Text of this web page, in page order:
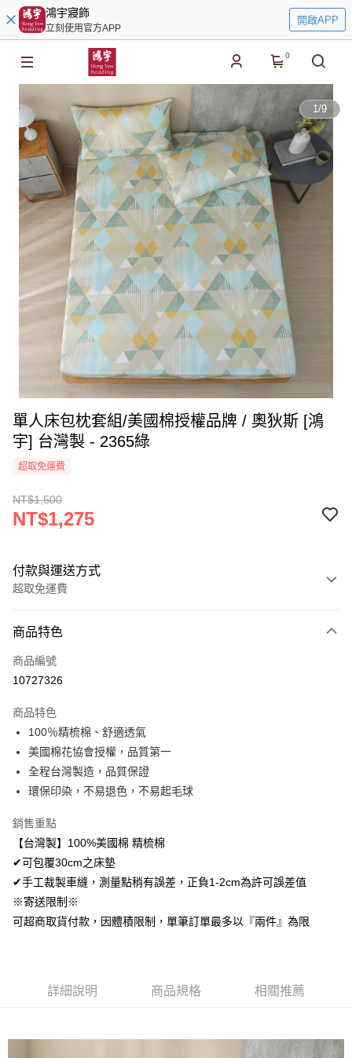
鴻宇寢飾
立刻使用官方APP
開啟APP
0
1/9
單人床包枕套組/美國棉授權品牌 / 奧狄斯 [鴻
宇] 台灣製 - 2365綠
超取免運費
NT$1,500
NT$1,275
付款與運送方式
超取免運費
信用卡一次付款
超商取貨付款
Apple Pay
悠遊付
Google Pay
AFTEE先享後付
相關說明
AFTEE先享後付是「在收到商品之後才付款」的支付方式。 讓您購物簡單
便利好安心！
１．簡單：不需註冊會員、不需綁卡、不需儲值。
２．便利：只要手機號碼，簡訊認證，即可結帳。
３．安心：先確認商品／服務後，再付款。
２．訂單成立數日內，您將收到繳費通知簡訊。
購買商品的店家。未經商家同意取消之訂單仍視為有效，需透過AFTEE先享
ATM付款
運送方式
全家取貨付款
商品特色
商品編號
10727326
商品特色
100％精梳棉、舒適透氣
美國棉花協會授權，品質第一
全程台灣製造，品質保證
環保印染，不易退色，不易起毛球
銷售重點
【台灣製】100%美國棉 精梳棉
✔可包覆30cm之床墊
✔手工裁製車縫，測量點稍有誤差，正負1-2cm為許可誤差值
※寄送限制※
可超商取貨付款，因體積限制，單筆訂單最多以『兩件』為限
詳細說明 商品規格 相關推薦